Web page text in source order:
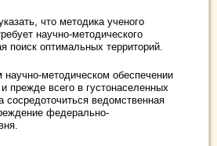
что методика ученого
научно-методического
поиск оптимальных территорий.
методическом обеспечении
прежде всего в густонаселенных
ведомственная
федерально-